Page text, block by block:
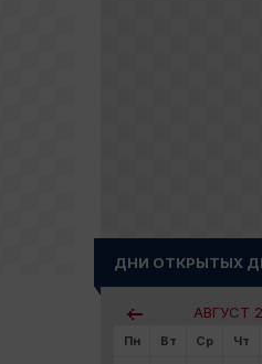
ДНИ ОТКРЫТЫХ
АВГУСТ
Пн Вт Ср Чт